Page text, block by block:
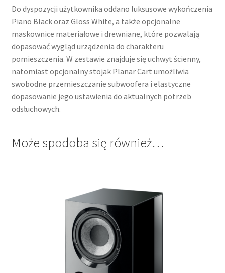
Do dyspozycji użytkownika oddano luksusowe wykończenia
Piano Black oraz Gloss White, a także opcjonalne
maskownice materiałowe i drewniane, które pozwalają
dopasować wygląd urządzenia do charakteru
pomieszczenia. W zestawie znajduje się uchwyt ścienny,
natomiast opcjonalny stojak Planar Cart umożliwia
swobodne przemieszczanie subwoofera i elastyczne
dopasowanie jego ustawienia do aktualnych potrzeb
odsłuchowych.
Może spodoba się również…